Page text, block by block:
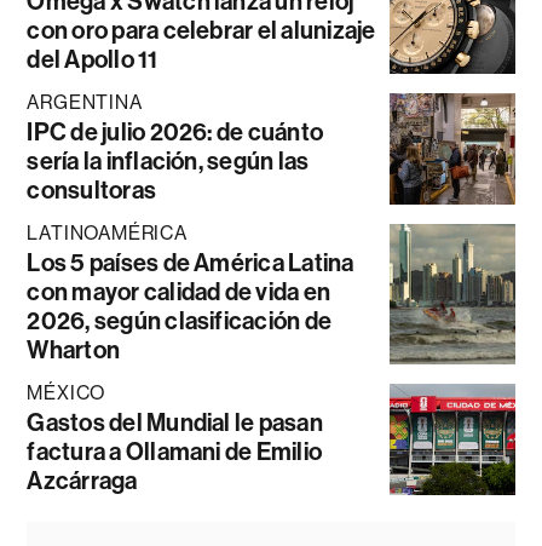
con oro para celebrar el alunizaje
del Apollo 11
ARGENTINA
IPC de julio 2026: de cuánto
sería la inflación, según las
consultoras
LATINOAMÉRICA
Los 5 países de América Latina
con mayor calidad de vida en
2026, según clasificación de
Wharton
MÉXICO
Gastos del Mundial le pasan
factura a Ollamani de Emilio
Azcárraga